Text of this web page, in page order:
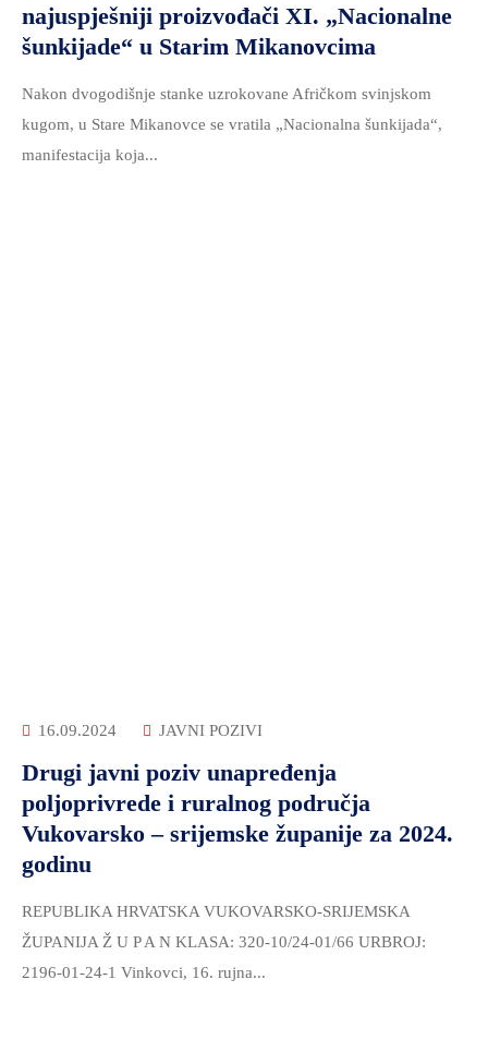
najuspješniji proizvođači XI. „Nacionalne
šunkijade“ u Starim Mikanovcima
Nakon dvogodišnje stanke uzrokovane Afričkom svinjskom
kugom, u Stare Mikanovce se vratila „Nacionalna šunkijada“,
manifestacija koja...
16.09.2024 JAVNI POZIVI
Drugi javni poziv unapređenja
poljoprivrede i ruralnog područja
Vukovarsko – srijemske županije za 2024.
godinu
REPUBLIKA HRVATSKA VUKOVARSKO-SRIJEMSKA
ŽUPANIJA Ž U P A N KLASA: 320-10/24-01/66 URBROJ:
2196-01-24-1 Vinkovci, 16. rujna...